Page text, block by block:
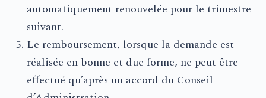
automatiquement renouvelée pour le trimestre
suivant.
Le remboursement, lorsque la demande est
réalisée en bonne et due forme, ne peut être
effectué qu’après un accord du Conseil